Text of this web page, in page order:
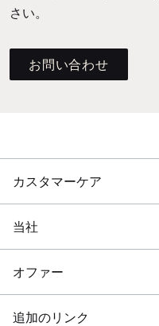
さい。
お問い合わせ
カスタマーケア
当社
オファー
追加のリンク